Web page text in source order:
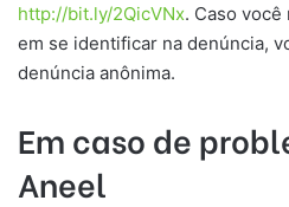
http://bit.ly/2QicVNx. Caso
em se identificar na denúncia,
denúncia anônima.
Em caso de
Aneel